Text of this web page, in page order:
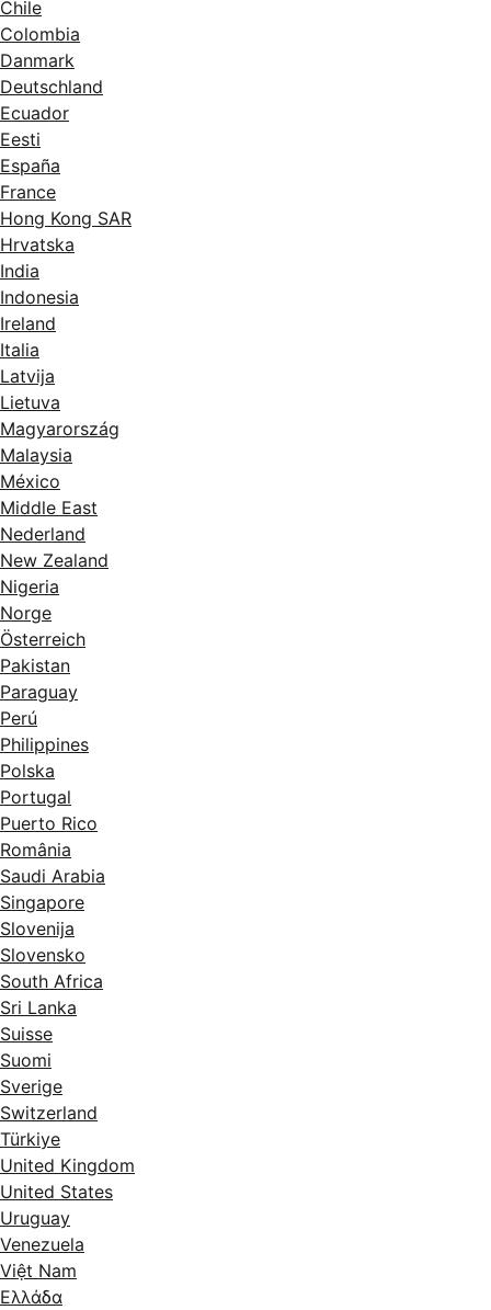
Chile
Colombia
Danmark
Deutschland
Ecuador
Eesti
España
France
Hong Kong SAR
Hrvatska
India
Indonesia
Ireland
Italia
Latvija
Lietuva
Magyarország
Malaysia
México
Middle East
Nederland
New Zealand
Nigeria
Norge
Österreich
Pakistan
Paraguay
Perú
Philippines
Polska
Portugal
Puerto Rico
România
Saudi Arabia
Singapore
Slovenija
Slovensko
South Africa
Sri Lanka
Suisse
Suomi
Sverige
Switzerland
Türkiye
United Kingdom
United States
Uruguay
Venezuela
Việt Nam
Ελλάδα